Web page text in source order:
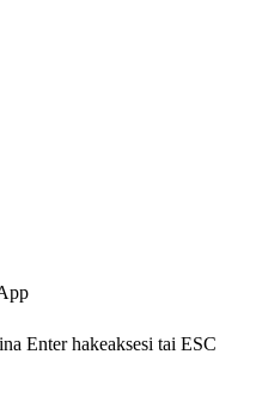
Enter hakeaksesi tai ESC